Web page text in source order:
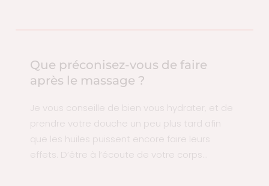
Que préconisez-vous de faire
après le massage ?
Je vous conseille de bien vous hydrater, et de
prendre votre douche un peu plus tard afin
que les huiles puissent encore faire leurs
effets. D’être à l’écoute de votre corps…